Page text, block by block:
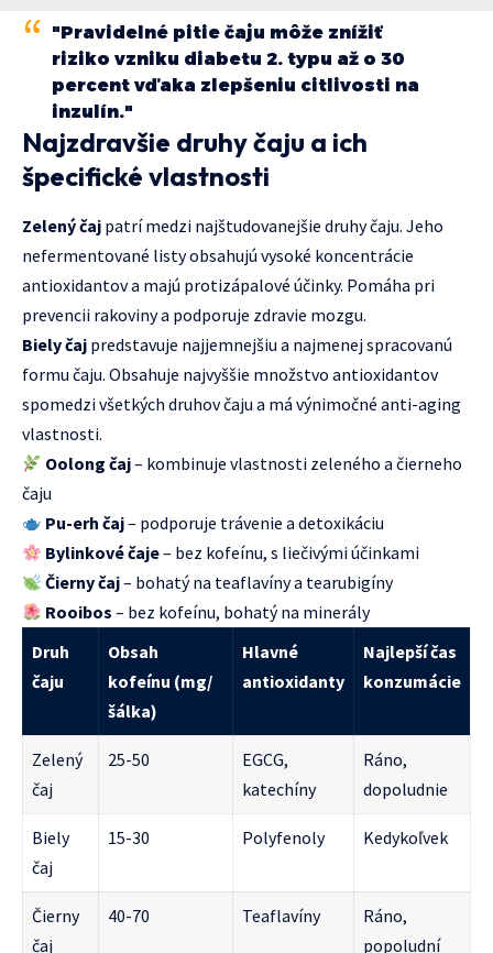
"Pravidelné pitie čaju môže znížiť
riziko vzniku diabetu 2. typu až o 30
percent vďaka zlepšeniu citlivosti na
inzulín."
Najzdravšie druhy čaju a ich
špecifické vlastnosti
Zelený čaj patrí medzi najštudovanejšie druhy čaju. Jeho
nefermentované listy obsahujú vysoké koncentrácie
antioxidantov a majú protizápalové účinky. Pomáha pri
prevencii rakoviny a podporuje zdravie mozgu.
Biely čaj predstavuje najjemnejšiu a najmenej spracovanú
formu čaju. Obsahuje najvyššie množstvo antioxidantov
spomedzi všetkých druhov čaju a má výnimočné anti-aging
vlastnosti.
Oolong čaj– kombinuje vlastnosti zeleného a čierneho
čaju
Pu-erh čaj– podporuje trávenie a detoxikáciu
Bylinkové čaje– bez kofeínu, s liečivými účinkami
Čierny čaj– bohatý na teaflavíny a tearubigíny
Rooibos – bez kofeínu, bohatý na minerály
Druh
čaju
Obsah
kofeínu (mg/
šálka)
Hlavné
antioxidanty
Najlepší čas
konzumácie
Zelený
čaj
25-50
EGCG,
katechíny
Ráno,
dopoludnie
Biely
čaj
15-30 Polyfenoly Kedykoľvek
Čierny
čaj
40-70 Teaflavíny
Ráno,
popoludní